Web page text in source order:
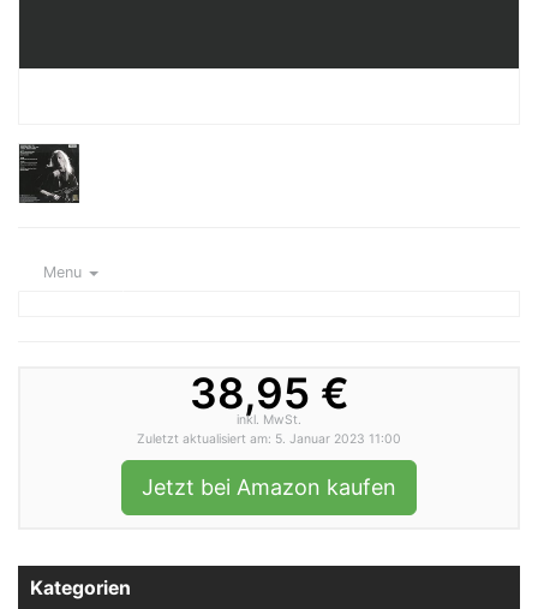
Menu
38,95 €
inkl. MwSt.
Zuletzt aktualisiert am: 5. Januar 2023 11:00
Jetzt bei Amazon kaufen
Kategorien